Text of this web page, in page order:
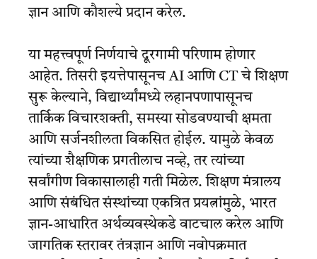
ज्ञान आणि कौशल्ये प्रदान करेल.
या महत्त्वपूर्ण निर्णयाचे दूरगामी परिणाम होणार
आहेत. तिसरी इयत्तेपासूनच AI आणि CT चे शिक्षण
सुरू केल्याने, विद्यार्थ्यांमध्ये लहानपणापासूनच
तार्किक विचारशक्ती, समस्या सोडवण्याची क्षमता
आणि सर्जनशीलता विकसित होईल. यामुळे केवळ
त्यांच्या शैक्षणिक प्रगतीलाच नव्हे, तर त्यांच्या
सर्वांगीण विकासालाही गती मिळेल. शिक्षण मंत्रालय
आणि संबंधित संस्थांच्या एकत्रित प्रयत्नांमुळे, भारत
ज्ञान-आधारित अर्थव्यवस्थेकडे वाटचाल करेल आणि
जागतिक स्तरावर तंत्रज्ञान आणि नवोपक्रमात